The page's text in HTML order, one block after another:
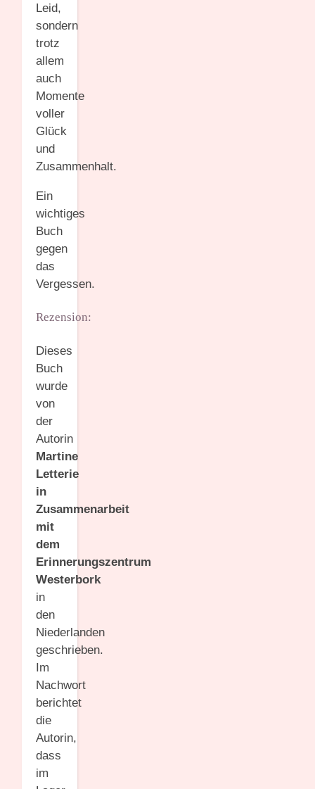
Leid,
sondern
trotz
allem
auch
Momente
voller
Glück
und
Zusammenhalt.
Ein
wichtiges
Buch
gegen
das
Vergessen.
Rezension:
Dieses
Buch
wurde
von
der
Autorin
Martine
Letterie
in
Zusammenarbeit
mit
dem
Erinnerungszentrum
Westerbork
in
den
Niederlanden
geschrieben.
Im
Nachwort
berichtet
die
Autorin,
dass
im